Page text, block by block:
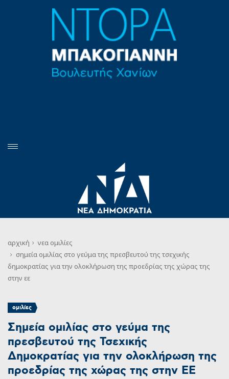
αρχική νεα ομιλίες
σημεία ομιλίας στο γεύμα της πρεσβευτού της τσεχικής
δημοκρατίας για την ολοκλήρωση της προεδρίας της χώρας της
στην εε
ομιλίες
Σημεία ομιλίας στο γεύμα της
πρεσβευτού της Τσεχικής
Δημοκρατίας για την ολοκλήρωση της
προεδρίας της χώρας της στην ΕΕ